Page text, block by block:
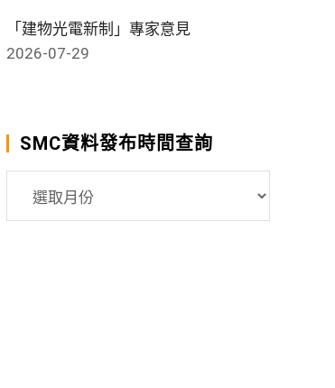
「建物光電新制」專家意見
2026-07-29
SMC資料發布時間查詢